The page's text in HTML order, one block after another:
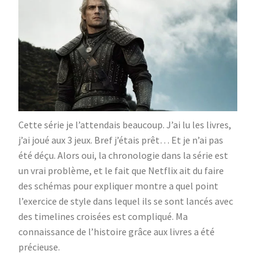
Cette série je l’attendais beaucoup. J’ai lu les livres,
j’ai joué aux 3 jeux. Bref j’étais prêt… Et je n’ai pas
été déçu. Alors oui, la chronologie dans la série est
un vrai problème, et le fait que Netflix ait du faire
des schémas pour expliquer montre a quel point
l’exercice de style dans lequel ils se sont lancés avec
des timelines croisées est compliqué. Ma
connaissance de l’histoire grâce aux livres a été
précieuse.